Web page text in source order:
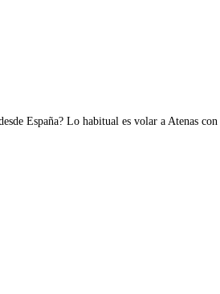
España? Lo habitual es volar a Atenas con